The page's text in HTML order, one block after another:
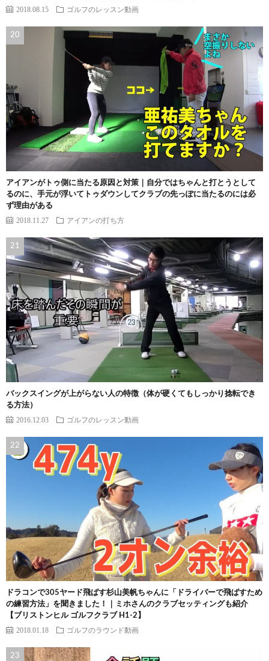
2018.08.15 ゴルフのレッスン動画
アイアンがトゥ側に当たる原因と対策｜自分ではちゃんと打とうとして
るのに、手元が浮いてトゥダウンしてクラブの先っぽに当たるのには必
ず理由がある
2018.11.27 アイアンの打ち方
バックスイングが上がらない人の特徴（体が硬くてもしっかり捻転でき
る方法）
2016.12.03 ゴルフのレッスン動画
ドラコンで305ヤード飛ばす杉山美帆ちゃんに「ドライバーで飛ばすため
の練習方法」を聞きました！｜ミホさんのクラブセッティングも紹介
【ブリストンヒル ゴルフクラブ H1-2】
2018.01.18 ゴルフのラウンド動画